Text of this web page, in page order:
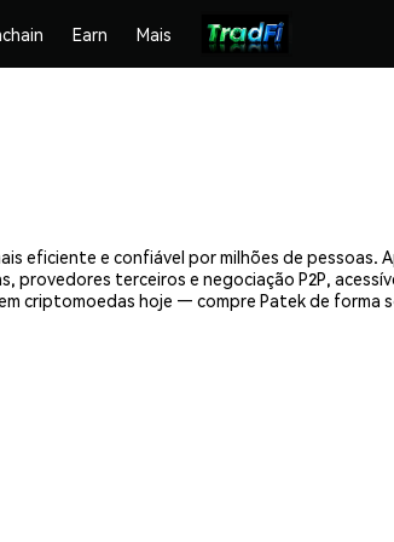
Earn Mais
eficiente e confiável por milhões de
terceiros e negociação P2P,
criptomoedas hoje — compre Patek de forma